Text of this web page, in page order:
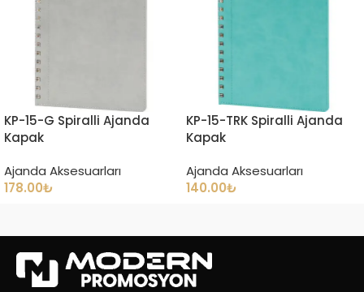
KP-15-G Spiralli Ajanda
Kapak
Ajanda Aksesuarları
178.00₺
KP-15-TRK Spiralli Ajanda
Kapak
Ajanda Aksesuarları
140.00₺